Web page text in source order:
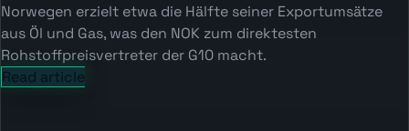
Norwegen erzielt etwa die Hälfte seiner Exportumsätze
aus Öl und Gas, was den NOK zum direktesten
Rohstoffpreisvertreter der G10 macht.
Read article